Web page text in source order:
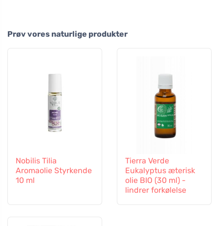
Prøv vores naturlige produkter
Nobilis Tilia
Aromaolie Styrkende
10 ml
Tierra Verde
Eukalyptus æterisk
olie BIO (30 ml) -
lindrer forkølelse